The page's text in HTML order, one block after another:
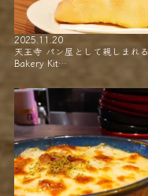
2025.11.20
天王寺 パン屋として親しまれる
Bakery Kit…